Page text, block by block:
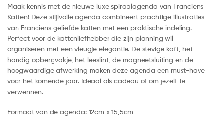
Maak kennis met de nieuwe luxe spiraalagenda van Franciens
Katten! Deze stijlvolle agenda combineert prachtige illustraties
van Franciens geliefde katten met een praktische indeling.
Perfect voor de kattenliefhebber die zijn planning wil
organiseren met een vleugje elegantie. De stevige kaft, het
handig opbergvakje, het leeslint, de magneetsluiting en de
hoogwaardige afwerking maken deze agenda een must-have
voor het komende jaar. Ideaal als cadeau of om jezelf te
verwennen.
Formaat van de agenda: 12cm x 15,5cm